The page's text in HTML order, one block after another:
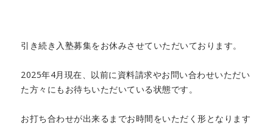
引き続き入塾募集をお休みさせていただいております。
2025年4月現在、以前に資料請求やお問い合わせいただい
た方々にもお待ちいただいている状態です。
お打ち合わせが出来るまでお時間をいただく形となります